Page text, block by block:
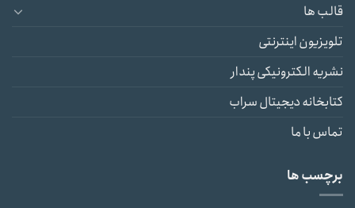
قالب ها
تلویزیون اینترنتی
نشریه الکترونیکی پندار
کتابخانه دیجیتال سراب
تماس با ما
برچسب ها